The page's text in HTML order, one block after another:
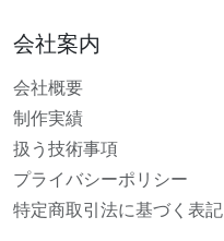
会社案内
会社概要
制作実績
扱う技術事項
プライバシーポリシー
特定商取引法に基づく表記